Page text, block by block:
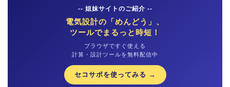
-- 姐妹サイトのご紹介 --
電気設計の「めんどう」、
ツールでまるっと時短！
ブラウザですぐ使える
計算・設計ツールを無料配信中
セコサポを使ってみる →